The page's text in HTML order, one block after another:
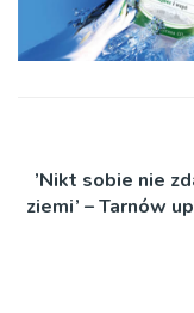
’Nikt sobie nie
ziemi’ – Tarnów